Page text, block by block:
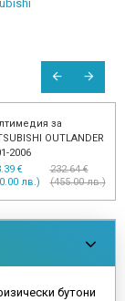
за
OUTLANDER
2006
€
лв.)
232.64 €
(455.00 лв.)
бутони